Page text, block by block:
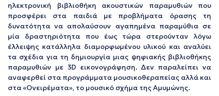
ηλεκτρονική βιβλιοθήκη ακουστικών παραμυθιών που
προσφέρει στα παιδιά με προβλήματα όρασης τη
δυνατότητα να απολαύσουν αγαπημένα παραμύθια σε
μία δραστηριότητα που έως τώρα στερούνταν λόγω
έλλειψης κατάλληλα διαμορφωμένου υλικού και αναλύει
τα σχέδια για τη δημιουργία μιας ψηφιακής βιβλιοθήκης
παραμυθιών με 3D εικονογράφηση. Δεν παραλείπει να
αναφερθεί στα προγράμματα μουσικοθεραπείας αλλά και
στα «Ονειρέματα», το μουσικό σχήμα της Αμυμώνης.